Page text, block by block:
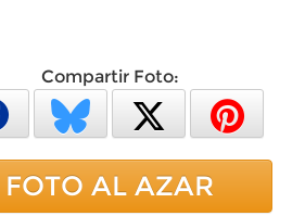
Compartir Foto:
FOTO AL AZAR